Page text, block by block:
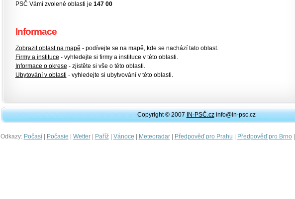
PSČ Vámi zvolené oblasti je 147 00
Informace
Zobrazit oblast na mapě - podívejte se na mapě, kde se nachází tato oblast.
Firmy a instituce - vyhledejte si firmy a instituce v této oblasti.
Informace o okrese - zjistěte si vše o této oblasti.
Ubytování v oblasti - vyhledejte si ubytvování v této oblasti.
Copyright © 2007IN-PSČ.czinfo@in-psc.cz
Odkazy: Počasí| Počasie | Wetter| Paříž| Vánoce | Meteoradar| Předpověď pro Prahu | Předpověď pro Brno|